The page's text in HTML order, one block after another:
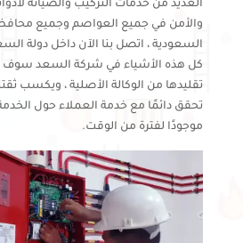
العديد من خدمات التركيب والصيانة
والأمن في جميع العواصم وجميع
السعودية ، اتصل بنا الآن داخل دولة
كل هذه الأشياء في شركة السعد سوف
تقليدها من الوكالة الأصلية ، ويكسب
تحقق دائمًا مع خدمة العملاء حول
موجودًا لفترة من الوقت.